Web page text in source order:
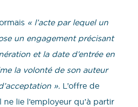
« l’acte par lequel un
un engagement précisant
et la date d’entrée en
la volonté de son auteur
». L’offre de
lie l’employeur qu’à partir